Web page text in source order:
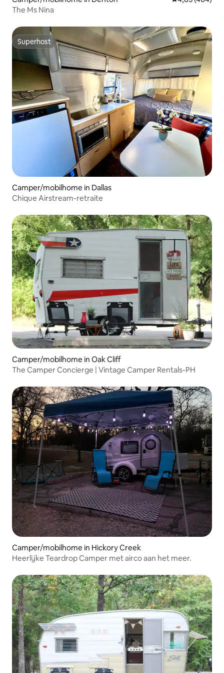
The Ms Nina
Superhost
Superhost
Camper/mobilhome in Dallas
Chique Airstream-retraite
Camper/mobilhome in Oak Cliff
The Camper Concierge | Vintage Camper Rentals-PH
Camper/mobilhome in Hickory Creek
Heerlijke Teardrop Camper met airco aan het meer.